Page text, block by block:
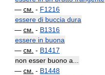
— см. - F1216
essere di buccia dura
— см. - B1316
essere in buona
— см. - B1417
non esser buono a...
— см. - B1448